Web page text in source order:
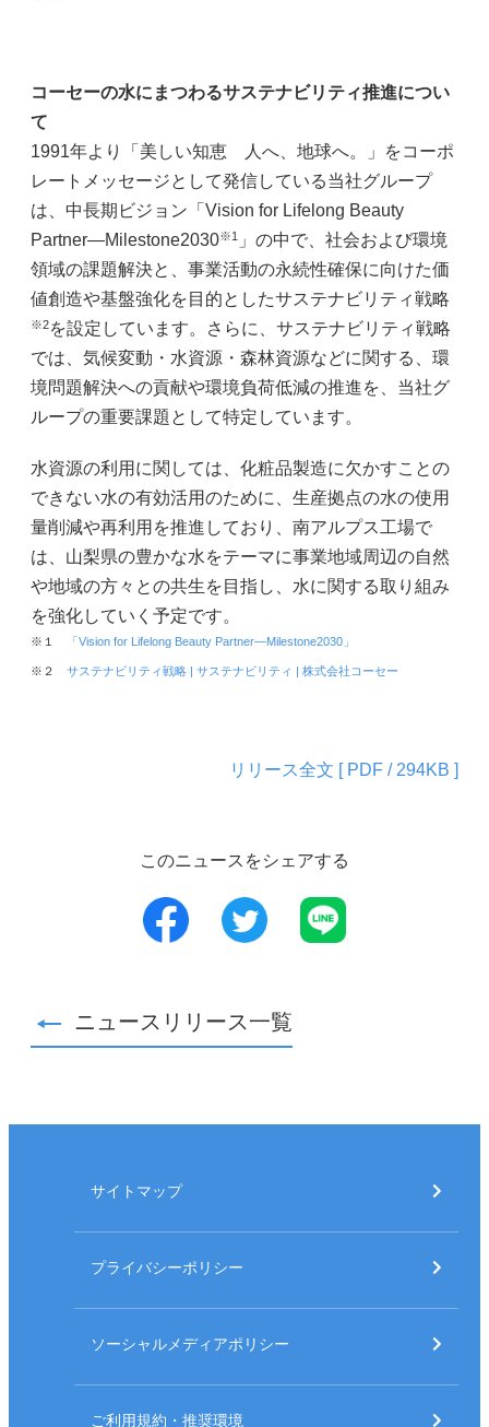
コーセーの水にまつわるサステナビリティ推進につい
て
1991年より「美しい知恵 人へ、地球へ。」をコーポ
レートメッセージとして発信している当社グループ
は、中長期ビジョン「Vision for Lifelong Beauty
Partner―Milestone2030※1 」の中で、社会および環境
領域の課題解決と、事業活動の永続性確保に向けた価
値創造や基盤強化を目的としたサステナビリティ戦略
※2を設定しています。さらに、サステナビリティ戦略
では、気候変動・水資源・森林資源などに関する、環
境問題解決への貢献や環境負荷低減の推進を、当社グ
ループの重要課題として特定しています。
水資源の利用に関しては、化粧品製造に欠かすことの
できない水の有効活用のために、生産拠点の水の使用
量削減や再利用を推進しており、南アルプス工場で
は、山梨県の豊かな水をテーマに事業地域周辺の自然
や地域の方々との共生を目指し、水に関する取り組み
を強化していく予定です。
※１ 「Vision for Lifelong Beauty Partner―Milestone2030」
※２ サステナビリティ戦略 | サステナビリティ | 株式会社コーセー
リリース全文 [ PDF / 294KB ]
このニュースをシェアする
ニュースリリース一覧
サイトマップ
プライバシーポリシー
ソーシャルメディアポリシー
ご利用規約・推奨環境